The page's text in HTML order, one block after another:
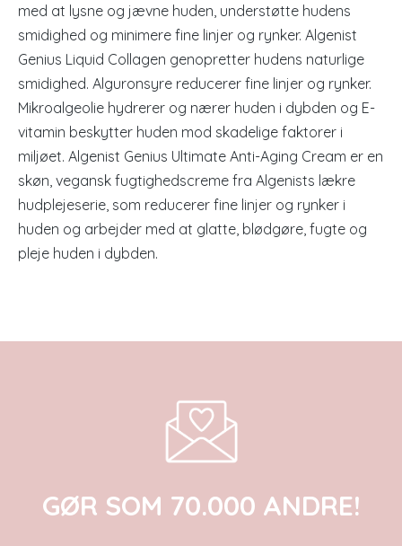
med at lysne og jævne huden, understøtte hudens
smidighed og minimere fine linjer og rynker. Algenist
Genius Liquid Collagen genopretter hudens naturlige
smidighed. Alguronsyre reducerer fine linjer og rynker.
Mikroalgeolie hydrerer og nærer huden i dybden og E-
vitamin beskytter huden mod skadelige faktorer i
miljøet. Algenist Genius Ultimate Anti-Aging Cream er en
skøn, vegansk fugtighedscreme fra Algenists lækre
hudplejeserie, som reducerer fine linjer og rynker i
huden og arbejder med at glatte, blødgøre, fugte og
pleje huden i dybden.
GØR SOM 70.000 ANDRE!